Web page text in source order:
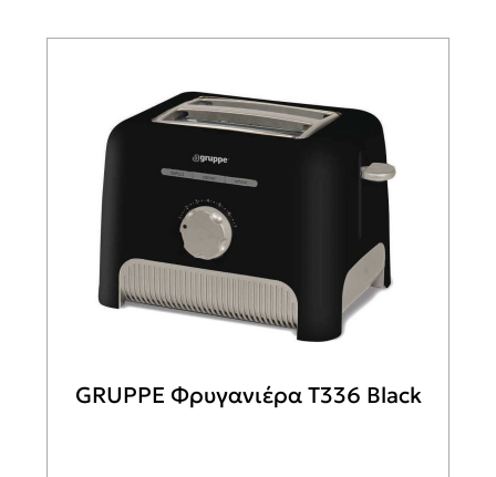
GRUPPE Φρυγανιέρα T336 Black